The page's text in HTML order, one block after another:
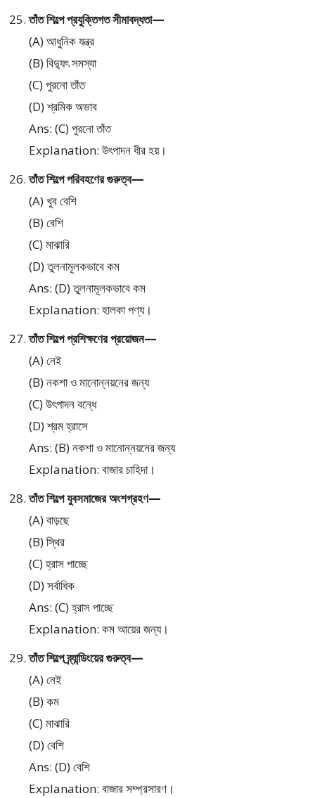
তাঁত শিল্পে প্রযুক্তিগত সীমাবদ্ধতা—
(A) আধুনিক যন্ত্র
(B) বিদ্যুৎ সমস্যা
(C) পুরনো তাঁত
(D) শ্রমিক অভাব
Ans: (C) পুরনো তাঁত
Explanation: উৎপাদন ধীর হয়।
তাঁত শিল্পে পরিবহণের গুরুত্ব—
(A) খুব বেশি
(B) বেশি
(C) মাঝারি
(D) তুলনামূলকভাবে কম
Ans: (D) তুলনামূলকভাবে কম
Explanation: হালকা পণ্য।
তাঁত শিল্পে প্রশিক্ষণের প্রয়োজন—
(A) নেই
(B) নকশা ও মানোন্নয়নের জন্য
(C) উৎপাদন বন্ধে
(D) শ্রম হ্রাসে
Ans: (B) নকশা ও মানোন্নয়নের জন্য
Explanation: বাজার চাহিদা।
তাঁত শিল্পে যুবসমাজের অংশগ্রহণ—
(A) বাড়ছে
(B) স্থির
(C) হ্রাস পাচ্ছে
(D) সর্বাধিক
Ans: (C) হ্রাস পাচ্ছে
Explanation: কম আয়ের জন্য।
তাঁত শিল্পে ব্র্যান্ডিংয়ের গুরুত্ব—
(A) নেই
(B) কম
(C) মাঝারি
(D) বেশি
Ans: (D) বেশি
Explanation: বাজার সম্প্রসারণ।